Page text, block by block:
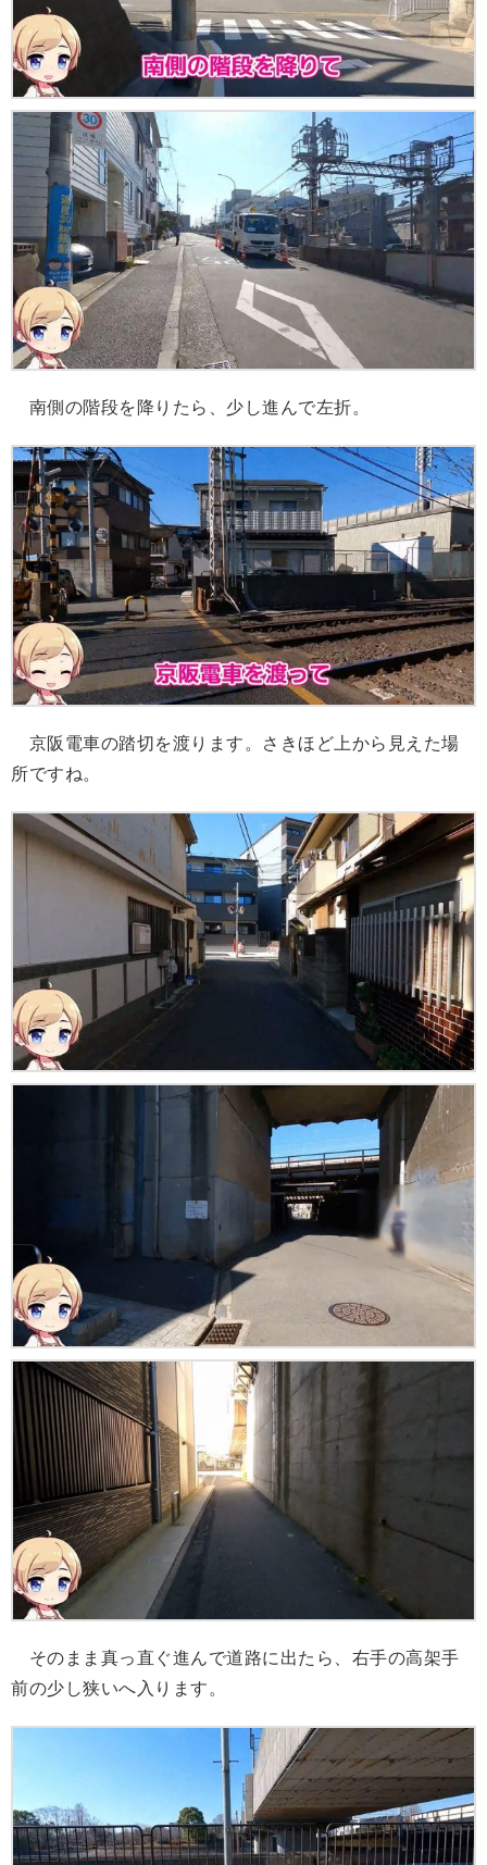
南側の階段を降りたら、少し進んで左折。
京阪電車の踏切を渡ります。さきほど上から見えた場
所ですね。
そのまま真っ直ぐ進んで道路に出たら、右手の高架手
前の少し狭いへ入ります。